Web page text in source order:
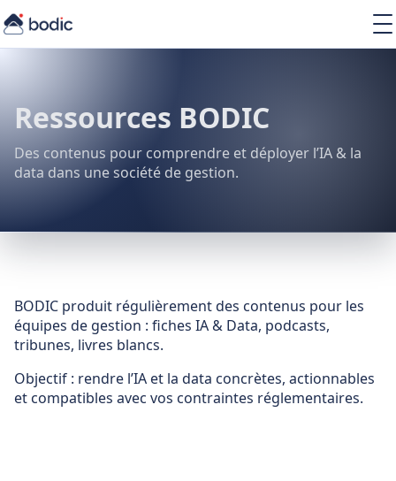
Learning
À propos
Ressources
Ressources BODIC
Des contenus pour comprendre et déployer l’IA & la
data dans une société de gestion.
BODIC produit régulièrement des contenus pour les
équipes de gestion : fiches IA & Data, podcasts,
tribunes, livres blancs.
Objectif : rendre l’IA et la data concrètes, actionnables
et compatibles avec vos contraintes réglementaires.